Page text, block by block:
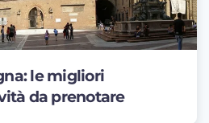
le migliori
da prenotare